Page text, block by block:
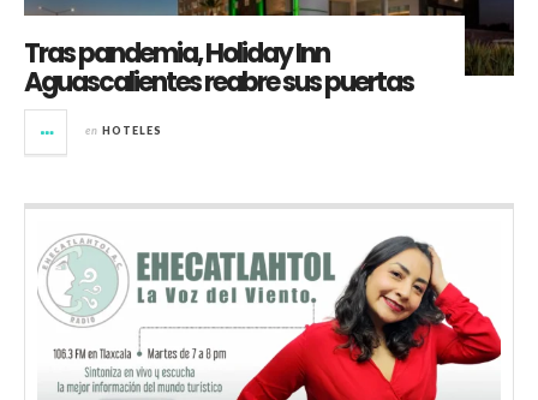
Tras pandemia, Holiday Inn
Aguascalientes reabre sus puertas
en HOTELES